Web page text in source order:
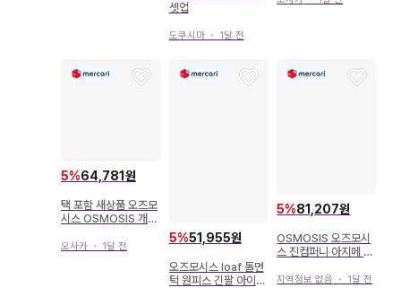
셋업
도쿠시마・ 1달 전
5%64,781원
택 포함 새상품 오즈모
시스 OSMOSIS 개더
오사카 ・ 1달 전
5%51,955원
오즈모시스 loaf 돌먼
턱 원피스 긴팔 아이보
5%81,207원
OSMOSIS 오즈모시
스 진컴퍼니 아지메 플
지역정보 없음 ・ 1달 전